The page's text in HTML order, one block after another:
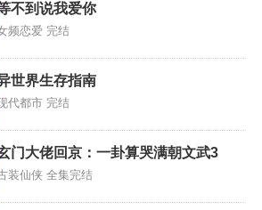
不到说我爱你
频恋爱 完结
世界生存指南
代都市 完结
门大佬回京：一卦算哭满朝文武3
装仙侠 全集完结